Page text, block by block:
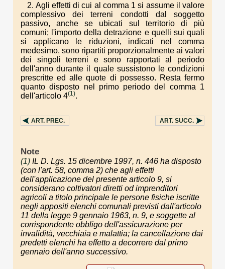
2. Agli effetti di cui al comma 1 si assume il valore
complessivo dei terreni condotti dal soggetto
passivo, anche se ubicati sul territorio di più
comuni; l'importo della detrazione e quelli sui quali
si applicano le riduzioni, indicati nel comma
medesimo, sono ripartiti proporzionalmente ai valori
dei singoli terreni e sono rapportati al periodo
dell'anno durante il quale sussistono le condizioni
prescritte ed alle quote di possesso. Resta fermo
quanto disposto nel primo periodo del comma 1
dell'articolo 4(1).
ART. PREC. ART. SUCC.
Note
(1) IL D. Lgs. 15 dicembre 1997, n. 446 ha disposto
(con l'art. 58, comma 2) che agli effetti
dell'applicazione del presente articolo 9, si
considerano coltivatori diretti od imprenditori
agricoli a titolo principale le persone fisiche iscritte
negli appositi elenchi comunali previsti dall'articolo
11 della legge 9 gennaio 1963, n. 9, e soggette al
corrispondente obbligo dell'assicurazione per
invalidità, vecchiaia e malattia; la cancellazione dai
predetti elenchi ha effetto a decorrere dal primo
gennaio dell'anno successivo.